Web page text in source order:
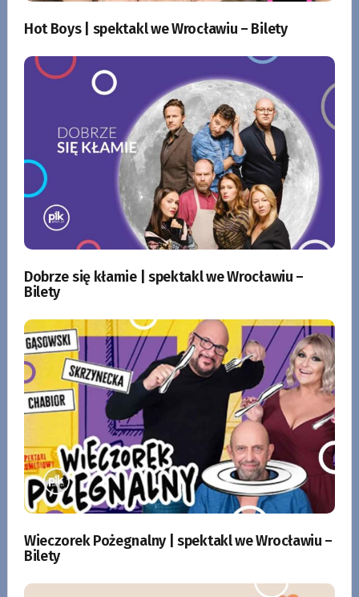
Hot Boys | spektakl we Wrocławiu – Bilety
Dobrze się kłamie | spektakl we Wrocławiu –
Bilety
Wieczorek Pożegnalny | spektakl we Wrocławiu –
Bilety